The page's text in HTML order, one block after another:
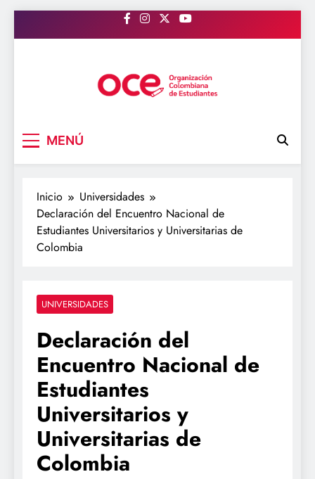
al
MENÚ
Inicio
Universidades
Declaración del Encuentro Nacional de
Estudiantes Universitarios y Universitarias de
Colombia
UNIVERSIDADES
Declaración del
Encuentro Nacional de
Estudiantes
Universitarios y
Universitarias de
Colombia